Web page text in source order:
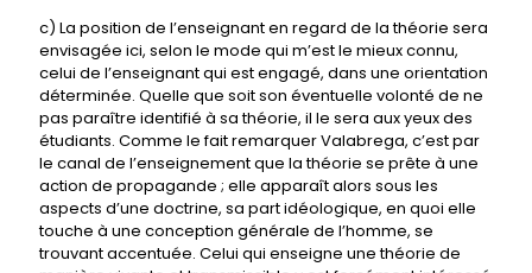
c) La position de l’enseignant en regard de la théorie sera
envisagée ici, selon le mode qui m’est le mieux connu,
celui de l’enseignant qui est engagé, dans une orientation
déterminée. Quelle que soit son éventuelle volonté de ne
pas paraître identifié à sa théorie, il le sera aux yeux des
étudiants. Comme le fait remarquer Valabrega, c’est par
le canal de l’enseignement que la théorie se prête à une
action de propagande ; elle apparaît alors sous les
aspects d’une doctrine, sa part idéologique, en quoi elle
touche à une conception générale de l’homme, se
trouvant accentuée. Celui qui enseigne une théorie de